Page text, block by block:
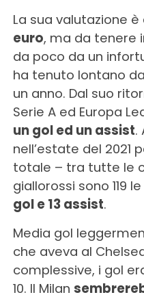
La sua valutazione è
euro, ma da tenere
da poco da un
ha tenuto lontano
un anno. Dal suo
Serie A ed Europa
un gol ed un assist.
nell’estate del 2021
totale – tra tutte le
giallorossi sono 119
gol e 13 assist.
Media gol
che aveva al
complessive, i gol
10. Il Milan